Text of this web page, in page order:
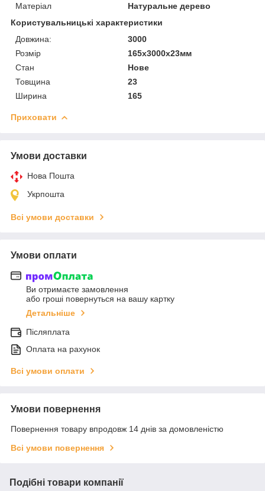
Матеріал
Натуральне дерево
Користувальницькі характеристики
Довжина:
3000
Розмір
165х3000х23мм
Стан
Нове
Товщина
23
Ширина
165
Приховати
Умови доставки
Нова Пошта
Укрпошта
Всі умови доставки
Умови оплати
Ви отримаєте замовлення
або гроші повернуться на вашу картку
Детальніше
Післяплата
Оплата на рахунок
Всі умови оплати
Умови повернення
Повернення товару впродовж 14 днів за домовленістю
Всі умови повернення
Подібні товари компанії